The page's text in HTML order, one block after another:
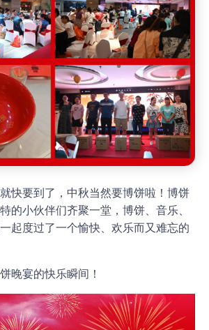
快要到了，中秋当然要博饼啦！博饼
的小伙伴们齐聚一堂，博饼、音乐、
起度过了一个愉快、欢乐而又难忘的
晚宴的快乐瞬间！